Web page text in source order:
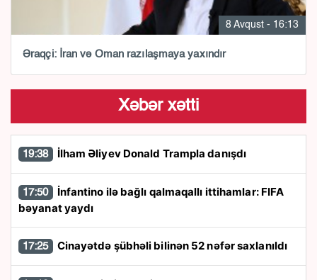
8 Avqust - 16:13
Əraqçi: İran və Oman razılaşmaya yaxındır
Xəbər xətti
19:38 İlham Əliyev Donald Trampla danışdı
17:50
bəyanat yaydı
17:25 Cinayətdə şübhəli bilinən 52 nəfər saxlanıldı